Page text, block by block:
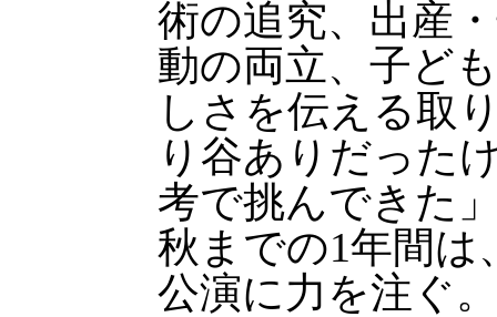
術の追究、出産
動の両立、子ど
しさを伝える取
り谷ありだった
考で挑んできた
秋までの1年間は
公演に力を注ぐ。